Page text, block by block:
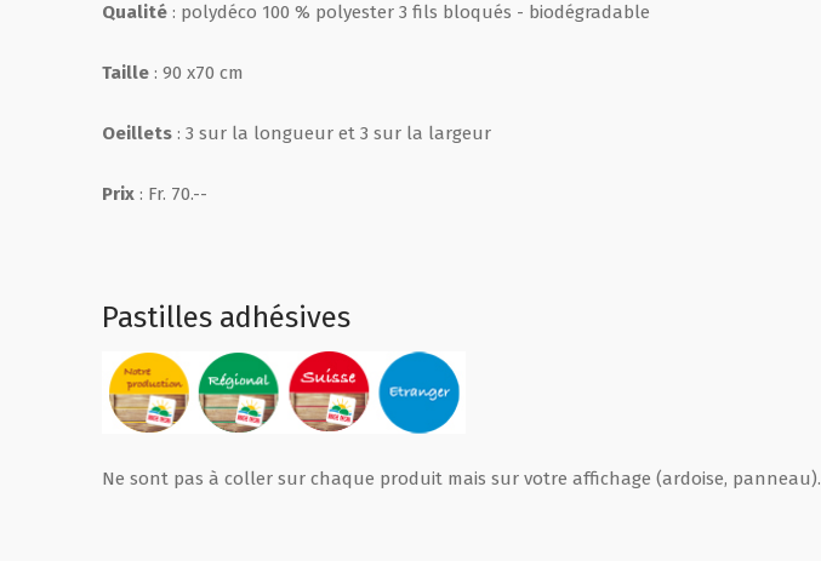
Qualité : polydéco 100 % polyester 3 fils bloqués - biodégradable
Taille : 90 x70 cm
Oeillets : 3 sur la longueur et 3 sur la largeur
Prix : Fr. 70.--
Pastilles adhésives
Ne sont pas à coller sur chaque produit mais sur votre affichage (ardoise, panneau).